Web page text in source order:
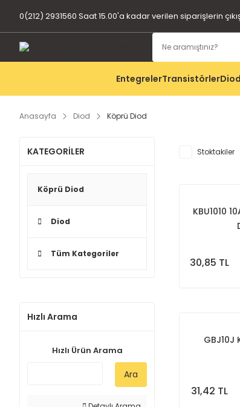
0(212) 2931560 Saat 15.00'a kadar verilen siparişlerin
EntegrelerTransistörlerDiod
Anasayfa Diod Köprü Diod
KATEGORİLER
Köprü Diod
Diod
Tüm Kategoriler
Hızlı Arama
Hızlı Ürün Arama
Ara
Stoktakiler
KBU1010
30,85 TL
GBJ10J
31,42 TL